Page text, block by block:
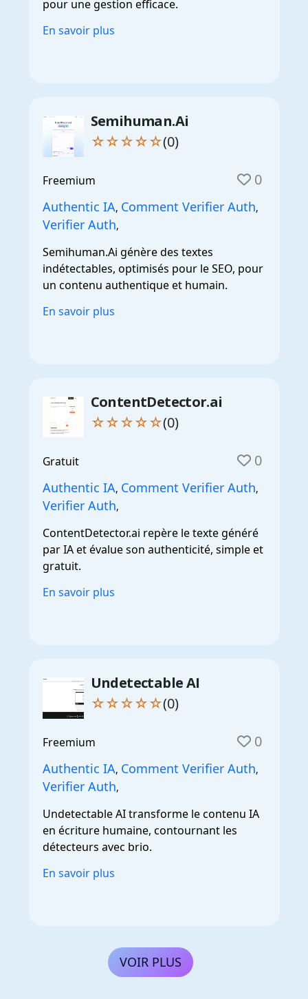
pour une gestion efficace.
En savoir plus
Semihuman.Ai
☆☆☆☆☆(0)
Freemium 0
Authentic IA, Comment Verifier Auth,
Verifier Auth,
Semihuman.Ai génère des textes
indétectables, optimisés pour le SEO, pour
un contenu authentique et humain.
En savoir plus
ContentDetector.ai
☆☆☆☆☆(0)
Gratuit 0
Authentic IA, Comment Verifier Auth,
Verifier Auth,
ContentDetector.ai repère le texte généré
par IA et évalue son authenticité, simple et
gratuit.
En savoir plus
Undetectable AI
☆☆☆☆☆(0)
Freemium 0
Authentic IA, Comment Verifier Auth,
Verifier Auth,
Undetectable AI transforme le contenu IA
en écriture humaine, contournant les
détecteurs avec brio.
En savoir plus
VOIR PLUS